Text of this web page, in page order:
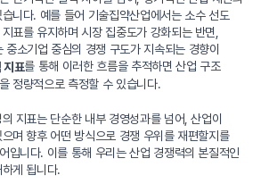
니다. 예를 들어 기술집약산업에서는 소수 선도
표를 유지하며 시장 집중도가 강화되는 반면,
중소기업 중심의 경쟁 구도가 지속되는 경향이
지표를 통해 이러한 흐름을 추적하면 산업 구조
정량적으로 측정할 수 있습니다.
지표는 단순한 내부 경영성과를 넘어, 산업이
며 향후 어떤 방식으로 경쟁 우위를 재편할지를
입니다. 이를 통해 우리는 산업 경쟁력의 본질적인
게 됩니다.